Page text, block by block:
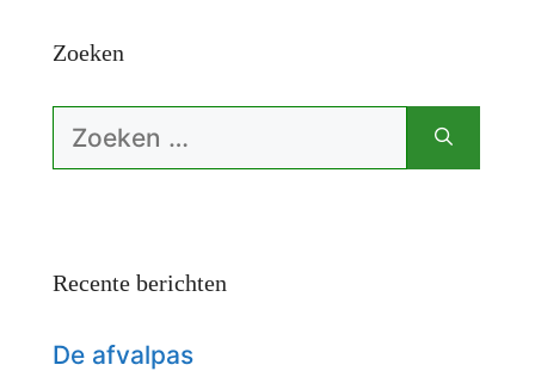
Zoeken
Zoek
Recente berichten
De afvalpas